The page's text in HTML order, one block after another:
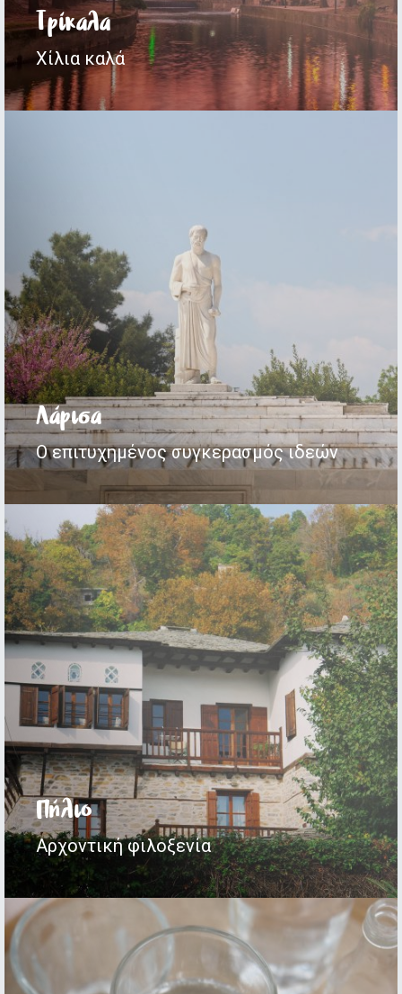
Τρίκαλα
Χίλια καλά
Λάρισα
Ο επιτυχημένος συγκερασμός ιδεών
Πήλιο
Αρχοντική φιλοξενία